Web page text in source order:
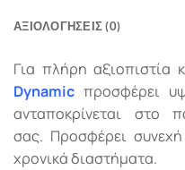
ΑΞΙΟΛΟΓΉΣΕΙΣ (0)
Για πλήρη αξιοπιστία
Dynamic προσφέρει
ανταποκρίνεται στο
σας. Προσφέρει
χρονικά διαστήματα.